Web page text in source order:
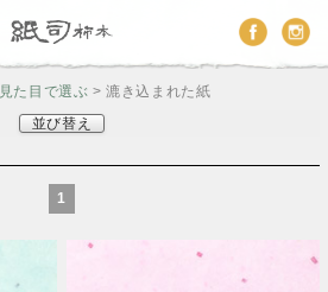
見た目で選ぶ > 漉き込まれた紙
並び替え
1